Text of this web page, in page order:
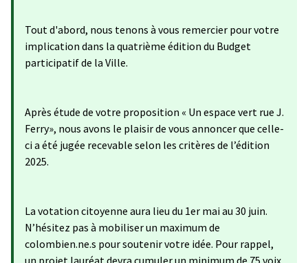
Tout d'abord, nous tenons à vous remercier pour votre
implication dans la quatrième édition du Budget
participatif de la Ville.
Après étude de votre proposition « Un espace vert rue J.
Ferry», nous avons le plaisir de vous annoncer que celle-
ci a été jugée recevable selon les critères de l’édition
2025.
La votation citoyenne aura lieu du 1er mai au 30 juin.
N’hésitez pas à mobiliser un maximum de
colombien.ne.s pour soutenir votre idée. Pour rappel,
un projet lauréat devra cumuler un minimum de 75 voix